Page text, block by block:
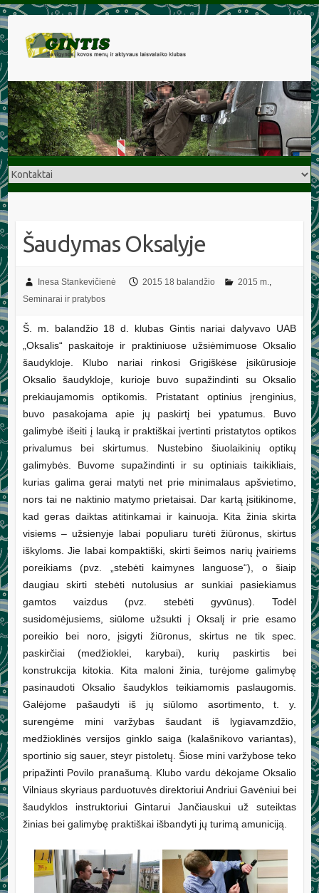
Šaudymas Oksalyje
Inesa Stankevičienė 2015 18 balandžio 2015 m.
Seminarai ir pratybos
Š. m. balandžio 18 d. klubas Gintis nariai dalyvavo UAB
„Oksalis“ paskaitoje ir praktiniuose užsiėmimuose Oksalio
šaudykloje. Klubo nariai rinkosi Grigiškėse įsikūrusioje
Oksalio šaudykloje, kurioje buvo supažindinti su Oksalio
prekiaujamomis optikomis. Pristatant optinius įrenginius,
buvo pasakojama apie jų paskirtį bei ypatumus. Buvo
galimybė išeiti į lauką ir praktiškai įvertinti pristatytos optikos
privalumus bei skirtumus. Nustebino šiuolaikinių optikų
galimybės. Buvome supažindinti ir su optiniais taikikliais,
kurias galima gerai matyti net prie minimalaus apšvietimo,
nors tai ne naktinio matymo prietaisai. Dar kartą įsitikinome,
kad geras daiktas atitinkamai ir kainuoja. Kita žinia skirta
visiems – užsienyje labai populiaru turėti žiūronus, skirtus
iškyloms. Jie labai kompaktiški, skirti šeimos narių įvairiems
poreikiams (pvz. „stebėti kaimynes languose“), o šiaip
daugiau skirti stebėti nutolusius ar sunkiai pasiekiamus
gamtos vaizdus (pvz. stebėti gyvūnus). Todėl
susidomėjusiems, siūlome užsukti į Oksalį ir prie esamo
poreikio bei noro, įsigyti žiūronus, skirtus ne tik spec.
paskirčiai (medžioklei, karybai), kurių paskirtis bei
konstrukcija kitokia. Kita maloni žinia, turėjome galimybę
pasinaudoti Oksalio šaudyklos teikiamomis paslaugomis.
Galėjome pašaudyti iš jų siūlomo asortimento, t. y.
surengėme mini varžybas šaudant iš lygiavamzdžio,
medžioklinės versijos ginklo saiga (kalašnikovo variantas),
sportinio sig sauer, steyr pistoletų. Šiose mini varžybose teko
pripažinti Povilo pranašumą. Klubo vardu dėkojame Oksalio
Vilniaus skyriaus parduotuvės direktoriui Andriui Gavėniui bei
šaudyklos instruktoriui Gintarui Jančiauskui už suteiktas
žinias bei galimybę praktiškai išbandyti jų turimą amuniciją.